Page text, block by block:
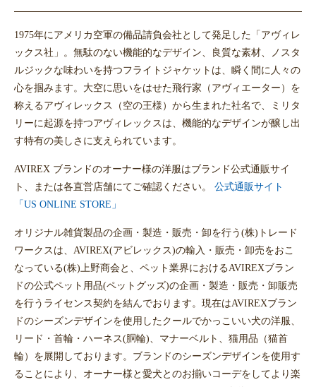
1975年にアメリカ空軍の備品請負会社として発足した「アヴィレ
ックス社」。無駄のない機能的なデザイン、良質な素材、ノスタ
ルジックな味わいを持つフライトジャケットは、瞬く間に人々の
心を掴みます。大空に思いをはせた飛行家（アヴィエーター）を
称えるアヴィレックス（空の王様）から生まれた社名で、ミリタ
リーに起源を持つアヴィレックスは、機能的なデザインが醸し出
す特有の美しさに支えられています。
AVIREX ブランドのオーナー様の洋服はブランド公式通販サイ
ト、または各直営店舗にてご確認ください。 公式通販サイト
「US ONLINE STORE」
オリジナル雑貨製品の企画・製造・販売・卸を行う(株)トレード
ワークスは、AVIREX(アビレックス)の輸入・販売・卸売をおこ
なっている(株)上野商会と、ペット業界におけるAVIREXブラン
ドの公式ペット用品(ペットグッズ)の企画・製造・販売・卸販売
を行うライセンス契約を結んでおります。現在はAVIREXブラン
ドのシーズンデザインを使用したクールでかっこいい犬の洋服、
リード・首輪・ハーネス(胴輪)、マナーベルト、猫用品（猫首
輪）を展開しております。ブランドのシーズンデザインを使用す
ることにより、オーナー様と愛犬とのお揃いコーデをしてより楽